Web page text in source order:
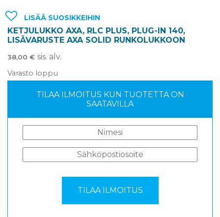
LISÄÄ SUOSIKKEIHIN
KETJULUKKO AXA, RLC PLUS, PLUG-IN 140,
LISÄVARUSTE AXA SOLID RUNKOLUKKOON
38,00 € sis. alv.
Varasto loppu
TILAA ILMOITUS KUN TUOTETTA ON
SAATAVILLA